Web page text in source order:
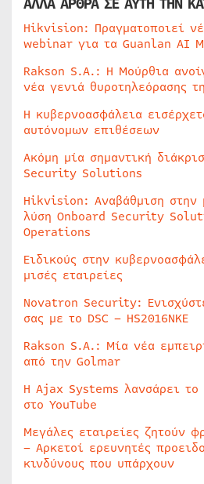
Hikvision: Πραγματοποιεί
webinar για τα Guanlan AI
Rakson S.A.: Η Μούρθια
νέα γενιά θυροτηλεόρασης
Η κυβερνοασφάλεια
αυτόνομων επιθέσεων
Ακόμη μία σημαντική
Security Solutions
Hikvision: Αναβάθμιση στην
λύση Onboard Security
Operations
Ειδικούς στην
μισές εταιρείες
Novatron Security:
σας με το DSC – HS2016NKE
Rakson S.A.: Μία νέα
από την Golmar
Η Ajax Systems λανσάρει το
στο YouTube
Μεγάλες εταιρείες ζητούν
– Αρκετοί ερευνητές
κινδύνους που υπάρχουν